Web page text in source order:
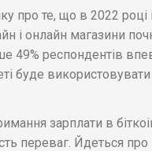
про те, що в 2022 році
і онлайн магазини
49% респондентів
буде
зарплати в
переваг. Йдеться